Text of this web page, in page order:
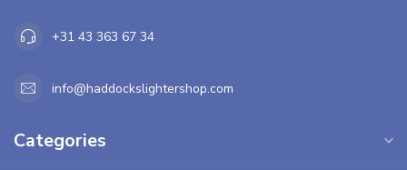
+31 43 363 67 34
info@haddockslightershop.com
Categories